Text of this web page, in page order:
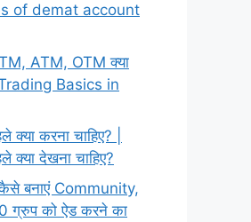
of demat account
ATM, OTM क्या
Basics in
करना चाहिए? |
क्या देखना चाहिए?
बनाएं Community,
ग्रुप को ऐड करने का